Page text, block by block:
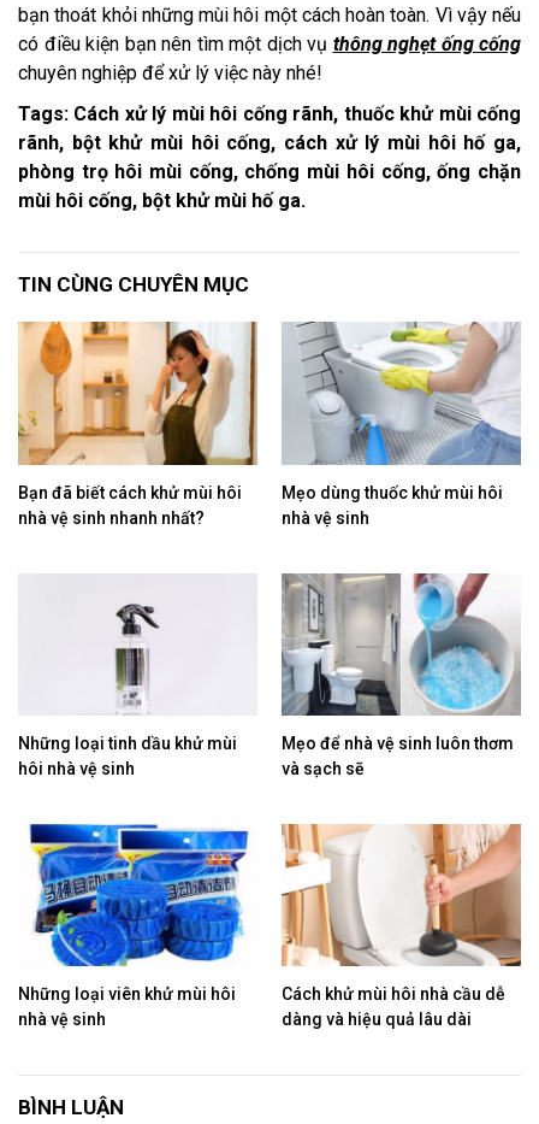
bạn thoát khỏi những mùi hôi một cách hoàn toàn. Vì vậy nếu
có điều kiện bạn nên tìm một dịch vụ thông nghẹt ống cống
chuyên nghiệp để xử lý việc này nhé!
Tags: Cách xử lý mùi hôi cống rãnh, thuốc khử mùi cống
rãnh, bột khử mùi hôi cống, cách xử lý mùi hôi hố ga,
phòng trọ hôi mùi cống, chống mùi hôi cống, ống chặn
mùi hôi cống, bột khử mùi hố ga.
TIN CÙNG CHUYÊN MỤC
Bạn đã biết cách khử mùi hôi
nhà vệ sinh nhanh nhất?
Mẹo dùng thuốc khử mùi hôi
nhà vệ sinh
Những loại tinh dầu khử mùi
hôi nhà vệ sinh
Mẹo để nhà vệ sinh luôn thơm
và sạch sẽ
Những loại viên khử mùi hôi
nhà vệ sinh
Cách khử mùi hôi nhà cầu dễ
dàng và hiệu quả lâu dài
BÌNH LUẬN